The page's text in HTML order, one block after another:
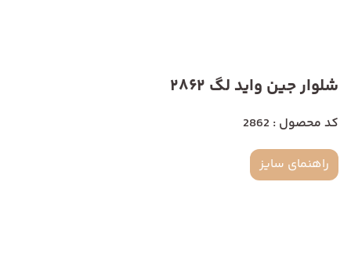
شلوار جین واید لگ 2862
کد محصول : 2862
راهنمای سایز